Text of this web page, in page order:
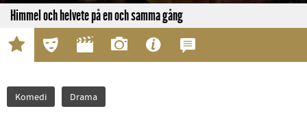
Himmel och helvete på en och samma gång
Komedi Drama